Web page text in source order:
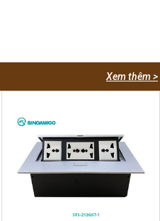
Xem thêm >